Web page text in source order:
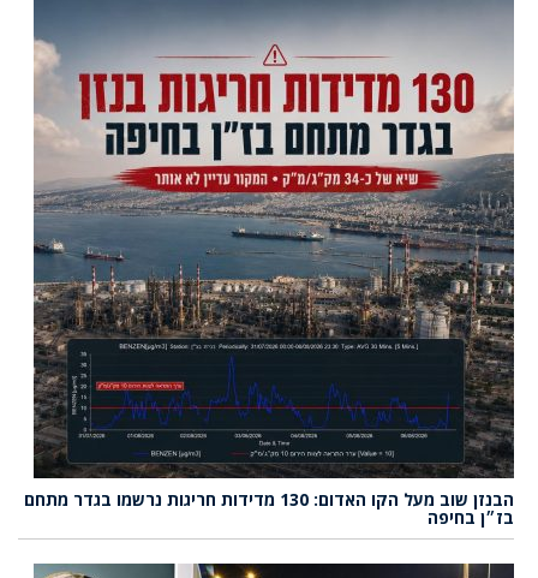
הבנזן שוב מעל הקו האדום: 130 מדידות חריגות נרשמו בגדר מתחם
בז״ן בחיפה